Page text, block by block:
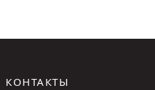
КОНТАКТЫ